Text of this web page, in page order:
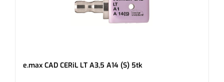
e.max CAD CERiL LT A3,5 A14 (S) 5tk